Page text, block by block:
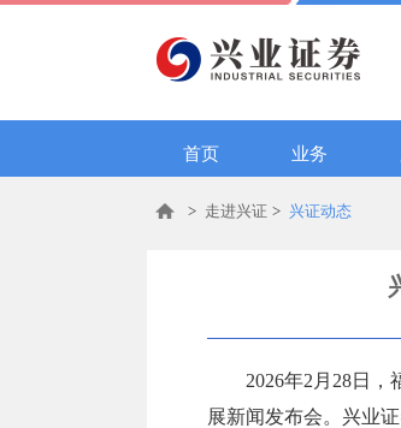
首页 业务
> 走进兴证 > 兴证动态
2026年2月28日
展新闻发布会。兴业